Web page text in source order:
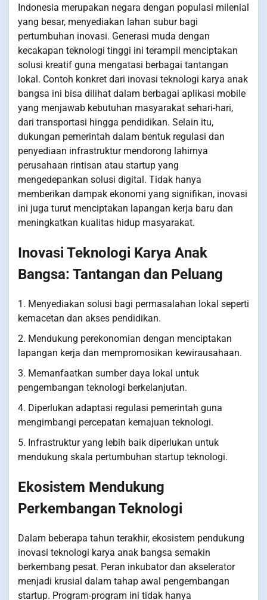
Indonesia merupakan negara dengan populasi milenial
yang besar, menyediakan lahan subur bagi
pertumbuhan inovasi. Generasi muda dengan
kecakapan teknologi tinggi ini terampil menciptakan
solusi kreatif guna mengatasi berbagai tantangan
lokal. Contoh konkret dari inovasi teknologi karya anak
bangsa ini bisa dilihat dalam berbagai aplikasi mobile
yang menjawab kebutuhan masyarakat sehari-hari,
dari transportasi hingga pendidikan. Selain itu,
dukungan pemerintah dalam bentuk regulasi dan
penyediaan infrastruktur mendorong lahirnya
perusahaan rintisan atau startup yang
mengedepankan solusi digital. Tidak hanya
memberikan dampak ekonomi yang signifikan, inovasi
ini juga turut menciptakan lapangan kerja baru dan
meningkatkan kualitas hidup masyarakat.
Inovasi Teknologi Karya Anak
Bangsa: Tantangan dan Peluang
1. Menyediakan solusi bagi permasalahan lokal seperti
kemacetan dan akses pendidikan.
2. Mendukung perekonomian dengan menciptakan
lapangan kerja dan mempromosikan kewirausahaan.
3. Memanfaatkan sumber daya lokal untuk
pengembangan teknologi berkelanjutan.
4. Diperlukan adaptasi regulasi pemerintah guna
mengimbangi percepatan kemajuan teknologi.
5. Infrastruktur yang lebih baik diperlukan untuk
mendukung skala pertumbuhan startup teknologi.
Ekosistem Mendukung
Perkembangan Teknologi
Dalam beberapa tahun terakhir, ekosistem pendukung
inovasi teknologi karya anak bangsa semakin
berkembang pesat. Peran inkubator dan akselerator
menjadi krusial dalam tahap awal pengembangan
startup. Program-program ini tidak hanya